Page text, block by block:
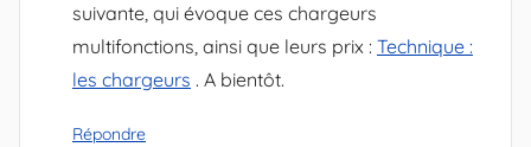
suivante, qui évoque ces chargeurs
multifonctions, ainsi que leurs prix : Technique :
les chargeurs . A bientôt.
Répondre